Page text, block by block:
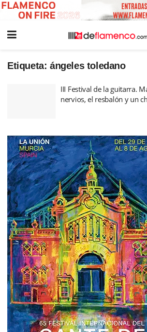
Etiqueta: ángeles toledano
III Festival de la guitarra.
nervios, el resbalón y un